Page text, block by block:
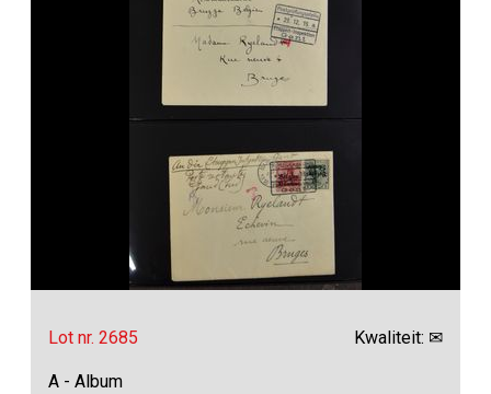
Lot nr. 2685 Kwaliteit: ✉
A - Album